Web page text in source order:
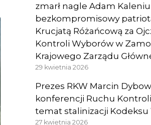
zmarł nagle Adam
bezkompromisowy
Krucjatą Różańcową za
Kontroli Wyborów w
Krajowego Zarządu
29 kwietnia 2026
Prezes RKW Marcin
konferencji Ruchu
temat stalinizacji
27 kwietnia 2026